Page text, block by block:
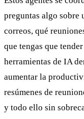
preguntas algo sobre
correos, qué
que tengas que
herramientas de IA
aumentar la
resúmenes de
y todo ello sin